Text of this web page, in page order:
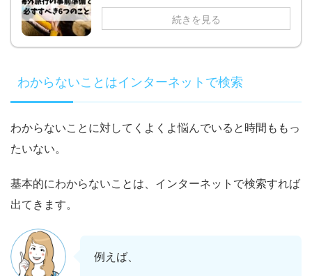
続きを見る
わからないことはインターネットで検索
わからないことに対してくよくよ悩んでいると時間ももっ
たいない。
基本的にわからないことは、インターネットで検索すれば
出てきます。
例えば、